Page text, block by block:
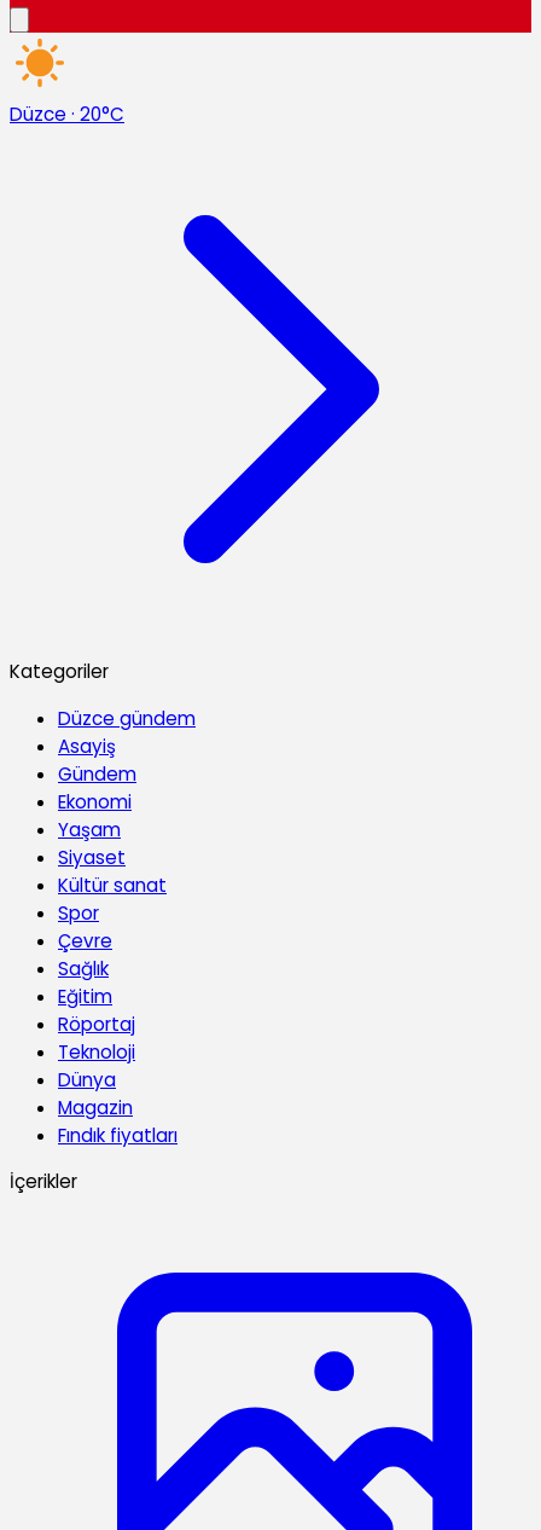
Düzce · 20°C
Kategoriler
Düzce gündem
Asayiş
Gündem
Ekonomi
Yaşam
Siyaset
Kültür sanat
Spor
Çevre
Sağlık
Eğitim
Röportaj
Teknoloji
Dünya
Magazin
Fındık fiyatları
İçerikler